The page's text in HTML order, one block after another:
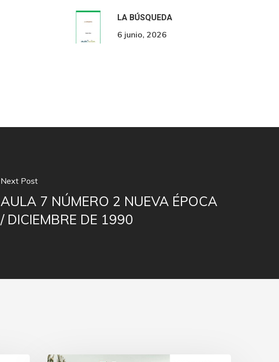
LA BÚSQUEDA
6 junio, 2026
Next Post
AULA 7 NÚMERO 2 NUEVA ÉPOCA
/ DICIEMBRE DE 1990